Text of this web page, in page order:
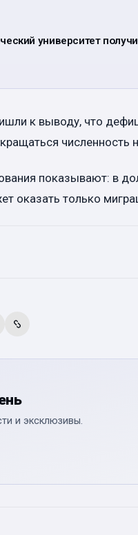
университет
к выводу, что
численность
показывают: в
оказать только
и эксклюзивы.